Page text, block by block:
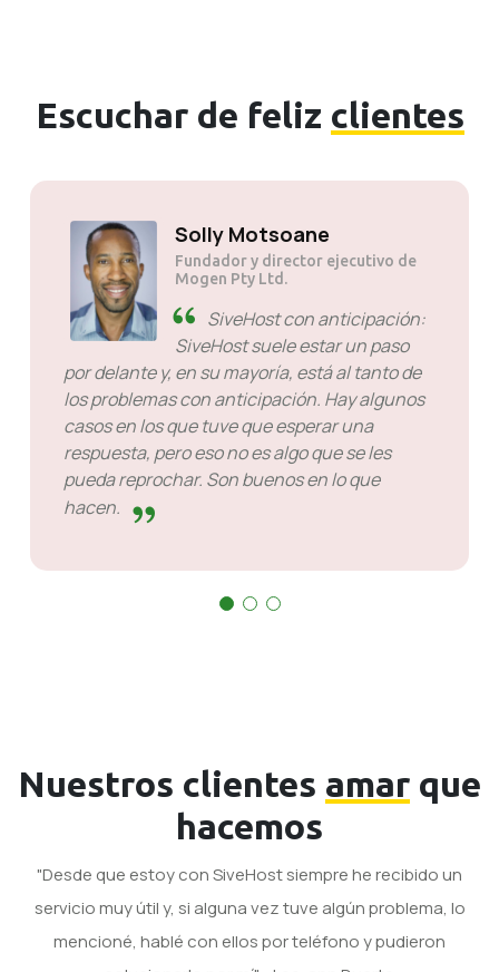
Escuchar de feliz clientes
Solly Motsoane
Fundador y director ejecutivo de
Mogen Pty Ltd.
SiveHost con anticipación:
SiveHost suele estar un paso
por delante y, en su mayoría, está al tanto de
los problemas con anticipación. Hay algunos
casos en los que tuve que esperar una
respuesta, pero eso no es algo que se les
pueda reprochar. Son buenos en lo que
hacen.
Nuestros clientes amar que
hacemos
"Desde que estoy con SiveHost siempre he recibido un
servicio muy útil y, si alguna vez tuve algún problema, lo
mencioné, hablé con ellos por teléfono y pudieron